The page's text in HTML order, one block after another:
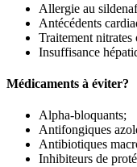
Allergie au
Antécédents
Traitement nitrates
Insuffisance
Médicaments à éviter?
Alpha-bloquants;
Antifongiques
Antibiotiques
Inhibiteurs de